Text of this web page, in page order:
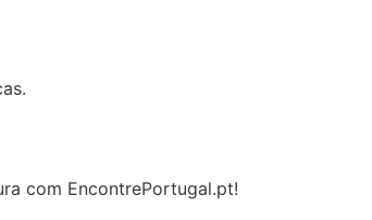
com EncontrePortugal.pt!